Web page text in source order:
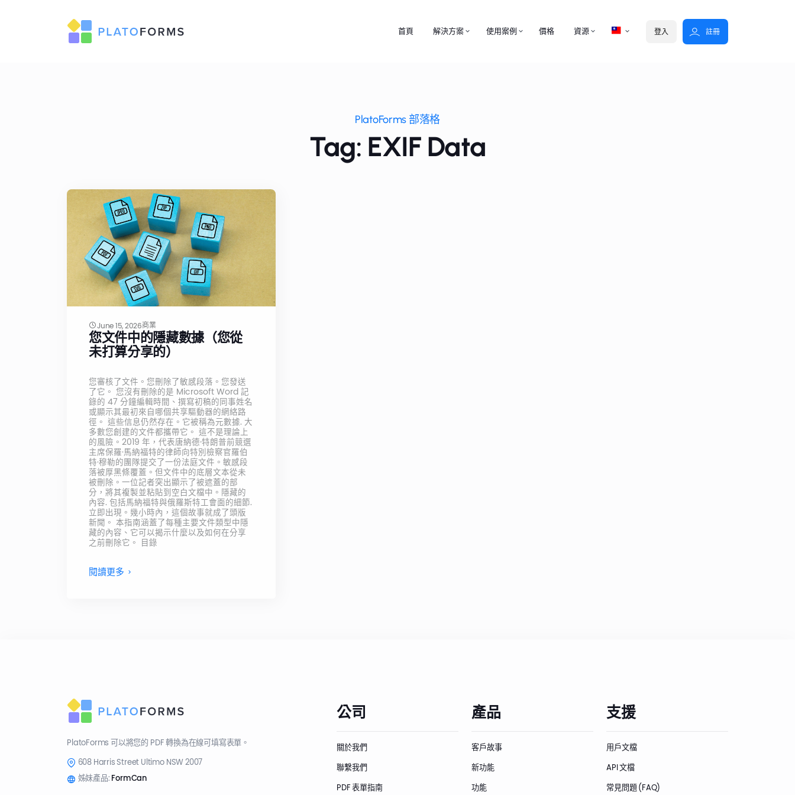
首頁 解決方案 使用案例 價格 資源 登入 註冊
PlatoForms 部落格
Tag: EXIF Data
June 15, 2026商業
您文件中的隱藏數據（您從
未打算分享的）
您審核了文件。您刪除了敏感段落。您發送
了它。 您沒有刪除的是 Microsoft Word 記
錄的 47 分鐘編輯時間、撰寫初稿的同事姓名
或顯示其最初來自哪個共享驅動器的網絡路
徑。 這些信息仍然存在。它被稱為元數據. 大
多數您創建的文件都攜帶它。 這不是理論上
的風險。2019 年，代表唐納德·特朗普前競選
主席保羅·馬納福特的律師向特別檢察官羅伯
特·穆勒的團隊提交了一份法庭文件。敏感段
落被厚黑條覆蓋。但文件中的底層文本從未
被刪除。一位記者突出顯示了被遮蓋的部
分，將其複製並粘貼到空白文檔中。隱藏的
內容. 包括馬納福特與俄羅斯特工會面的細節.
立即出現。幾小時內，這個故事就成了頭版
新聞。 本指南涵蓋了每種主要文件類型中隱
藏的內容、它可以揭示什麼以及如何在分享
之前刪除它。 目錄
閱讀更多
PlatoForms 可以將您的 PDF 轉換為在線可填寫表單。
608 Harris Street Ultimo NSW 2007
姊妹產品: FormCan
公司
關於我們
聯繫我們
PDF 表單指南
產品
客戶故事
新功能
功能
支援
用戶文檔
API 文檔
常見問題 (FAQ)